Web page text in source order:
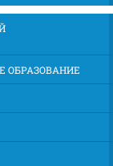
ОБРАЗОВАНИЕ